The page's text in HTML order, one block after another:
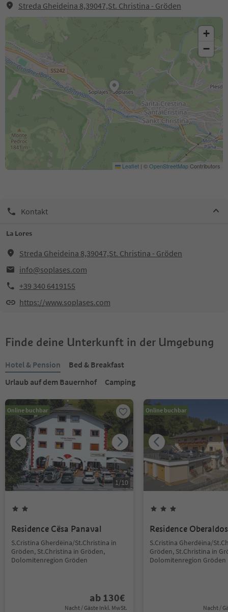
Streda Gheideina 8,39047,St. Christina - Gröden
+
−
Leaflet | ©OpenStreetMap Contributors
Kontakt
La Lores
Streda Gheideina 8,39047,St. Christina - Gröden
info@soplases.com
+39 340 6419155
https://www.soplases.com
Finde deine Unterkunft in der Umgebung
Hotel & Pension
Bed & Breakfast
Urlaub auf dem Bauernhof
Camping
Online buchbar
1/10
Residence Cësa Panaval
S.Cristina Gherdëina/St.Christina in
Gröden, St.Christina in Gröden,
Dolomitenregion Gröden
ab 130€
Nacht / Gäste Inkl. MwSt.
Online buchbar
Residence
S.Cristina Gherdëina/
Gröden, St.Christina in
Dolomitenregion Gröden
Nacht /